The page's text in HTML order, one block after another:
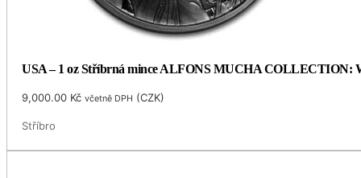
USA – 1 oz Stříbrná mince ALFONS MUCHA COLLECTION:
9,000.00 Kč včetně DPH (CZK)
Stříbro